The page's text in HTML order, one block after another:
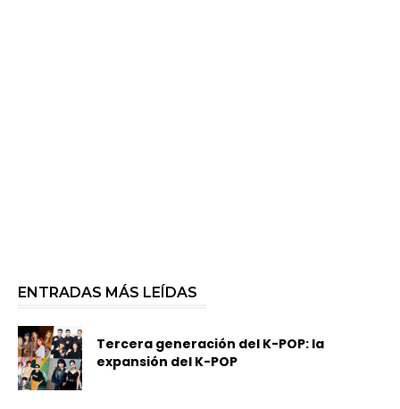
ENTRADAS MÁS LEÍDAS
Tercera generación del K-POP: la
expansión del K-POP